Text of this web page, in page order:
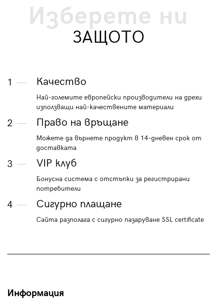
Изберете ни
ЗАЩОТО
1 Качество
Най-големите европейски производители на дрехи
използващи най-качествените материали
2 Право на връщане
Можете да върнете продукт в 14-дневен срок от
доставката
3 VIP клуб
Бонусна система с отстъпки за регистрирани
потребители
4 Сигурно плащане
Сайта разполага с сигурно пазаруване SSL certificate
Информация